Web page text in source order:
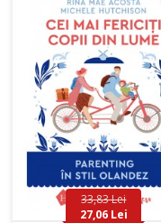
33,83 Lei
27,06 Lei